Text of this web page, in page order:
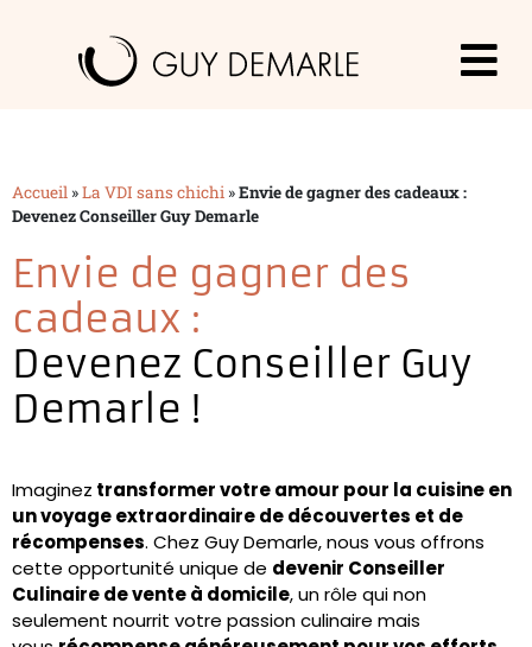
Accueil »La VDI sans chichi »Envie de gagner des cadeaux :
Devenez Conseiller Guy Demarle
Envie de gagner des
cadeaux :
Devenez Conseiller Guy
Demarle !
Imaginez transformer votre amour pour la cuisine en
un voyage extraordinaire de découvertes et de
récompenses. Chez Guy Demarle, nous vous offrons
cette opportunité unique de devenir Conseiller
Culinaire de vente à domicile, un rôle qui non
seulement nourrit votre passion culinaire mais